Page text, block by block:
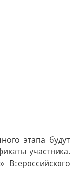
этапа будут
участника.
Всероссийского